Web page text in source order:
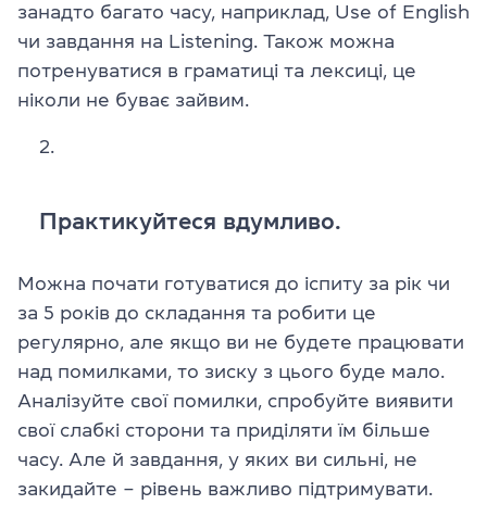
занадто багато часу, наприклад, Use of English
чи завдання на Listening. Також можна
потренуватися в граматиці та лексиці, це
ніколи не буває зайвим.
Практикуйтеся вдумливо.
Можна почати готуватися до іспиту за рік чи
за 5 років до складання та робити це
регулярно, але якщо ви не будете працювати
над помилками, то зиску з цього буде мало.
Аналізуйте свої помилки, спробуйте виявити
свої слабкі сторони та приділяти їм більше
часу. Але й завдання, у яких ви сильні, не
закидайте – рівень важливо підтримувати.